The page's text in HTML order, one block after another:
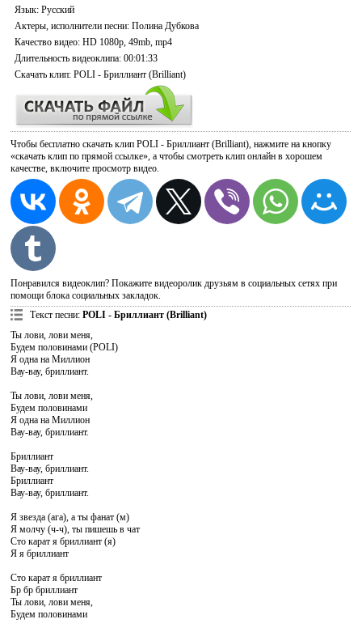
Язык: Русский
Актеры, исполнители песни: Полина Дубкова
Качество видео: HD 1080p, 49mb, mp4
Длительность видеоклипа: 00:01:33
Скачать клип: POLI - Бриллиант (Brilliant)
Чтобы бесплатно скачать клип POLI - Бриллиант (Brilliant), нажмите на кнопку
«скачать клип по прямой ссылке», а чтобы смотреть клип онлайн в хорошем
качестве, включите просмотр видео.
Понравился видеоклип? Покажите видеоролик друзьям в социальных сетях при
помощи блока социальных закладок.
Текст песни: POLI - Бриллиант (Brilliant)
Ты лови, лови меня,
Будем половинами (POLI)
Я одна на Миллион
Вау-вау, бриллиант.
Ты лови, лови меня,
Будем половинами
Я одна на Миллион
Вау-вау, бриллиант.
Бриллиант
Вау-вау, бриллиант.
Бриллиант
Вау-вау, бриллиант.
Я звезда (ага), а ты фанат (м)
Я молчу (ч-ч), ты пишешь в чат
Сто карат я бриллиант (я)
Я я бриллиант
Сто карат я бриллиант
Бр бр бриллиант
Ты лови, лови меня,
Будем половинами